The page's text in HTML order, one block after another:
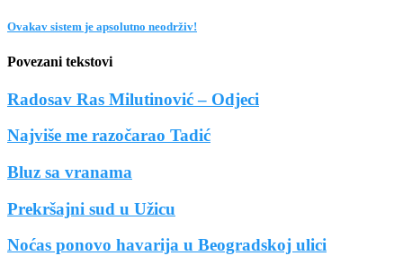
Ovakav sistem je apsolutno neodrživ!
Povezani tekstovi
Radosav Ras Milutinović – Odjeci
Najviše me razočarao Tadić
Bluz sa vranama
Prekršajni sud u Užicu
Noćas ponovo havarija u Beogradskoj ulici